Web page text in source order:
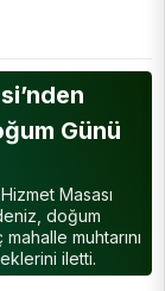
Günü
Masası
doğum
muhtarını
iletti.